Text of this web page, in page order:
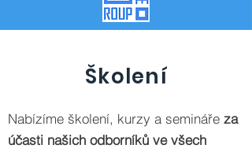
Školení
Nabízíme školení, kurzy a semináře za
účasti našich odborníků ve všech